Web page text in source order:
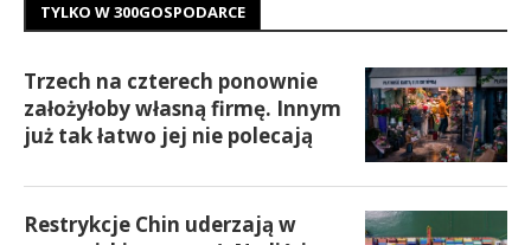
TYLKO W 300GOSPODARCE
Trzech na czterech ponownie
założyłoby własną firmę. Innym
już tak łatwo jej nie polecają
Restrykcje Chin uderzają w